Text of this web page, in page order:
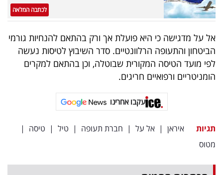
אחרינו:
לכתבה המלאה
אל על מדגישה כי היא פועלת אך ורק בהתאם להנחיות גורמי
הביטחון והתעופה הרלוונטיים. סדר השיבוץ לטיסות נעשה
לפי מועד הטיסה המקורית שבוטלה, וכן בהתאם למקרים
הומניטריים ורפואיים חריגים.
עקבו אחרינו
תגיות איראן | אל על | חברת תעופה | טיל | טיסה |
מטוס